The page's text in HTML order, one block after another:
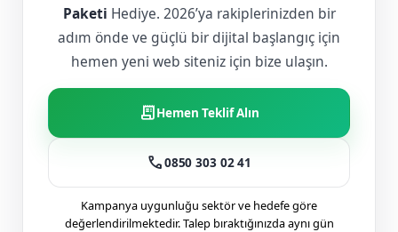
Paketi Hediye. 2026’ya rakiplerinizden bir
adım önde ve güçlü bir dijital başlangıç için
hemen yeni web siteniz için bize ulaşın.
receipt_longHemen Teklif Alın
call0850 303 02 41
Kampanya uygunluğu sektör ve hedefe göre
değerlendirilmektedir. Talep bıraktığınızda aynı gün